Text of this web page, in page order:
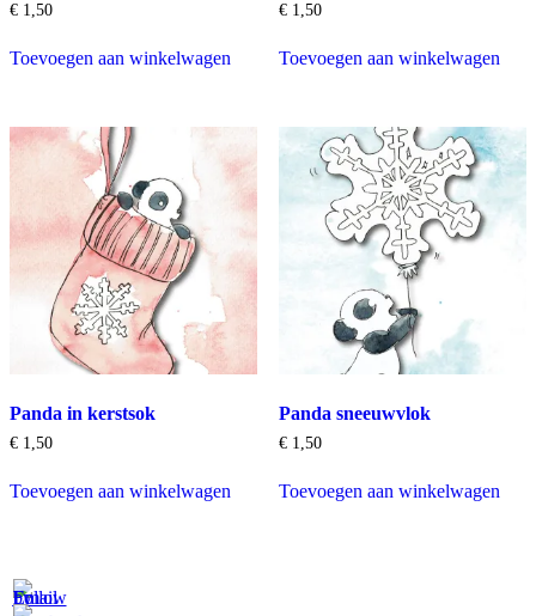
€ 1,50
Toevoegen aan winkelwagen
€1,50
Toevoegen aan winkelwagen
Panda in kerstsok
€ 1,50
Toevoegen aan winkelwagen
Panda sneeuwvlok
€1,50
Toevoegen aan winkelwagen